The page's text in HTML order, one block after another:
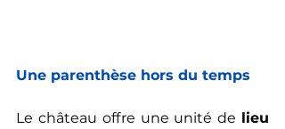
Une parenthèse hors du temps
Le château offre une unité de lieu